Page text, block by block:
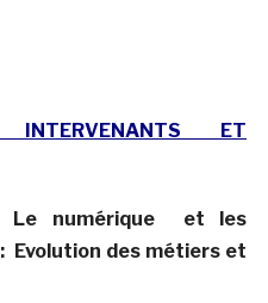
INTERVENANTS ET
Le numérique et les
Evolution des métiers et